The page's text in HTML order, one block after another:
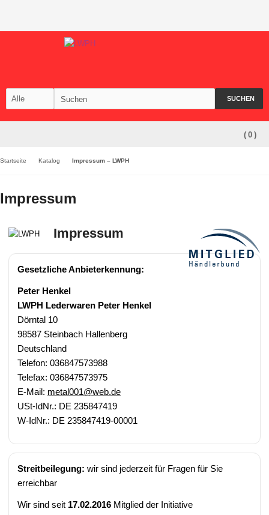
SUCHEN
( 0 )
Startseite Katalog Impressum – LWPH
Impressum
Impressum
Gesetzliche Anbieterkennung:
Peter Henkel
LWPH Lederwaren Peter Henkel
Dörntal 10
98587 Steinbach Hallenberg
Deutschland
Telefon: 036847573988
Telefax: 036847573975
E-Mail: metal001@web.de
USt-IdNr.: DE 235847419
W-IdNr.: DE 235847419-00001
Streitbeilegung: wir sind jederzeit für Fragen für Sie
erreichbar
Wir sind seit 17.02.2016 Mitglied der Initiative